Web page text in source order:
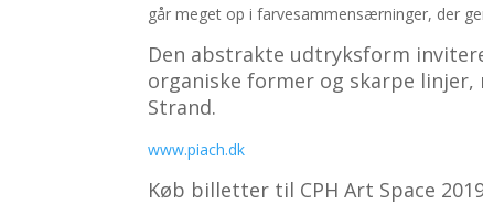
går meget op i farvesammensærninger, der
Den abstrakte udtryksform
organiske former og skarpe
Strand.
www.piach.dk
Køb billetter til CPH Art Space